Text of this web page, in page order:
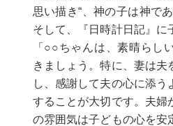
思い描き“、神の子は神で
そして、『日時計日記』に
「○○ちゃんは、素晴らし
きましょう。特に、妻は夫
し、感謝して夫の心に添う
することが大切です。夫婦
の雰囲気は子どもの心を安